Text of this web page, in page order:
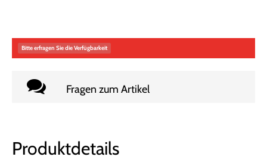
Bitte erfragen Sie die Verfügbarkeit
Fragen zum Artikel
Produktdetails